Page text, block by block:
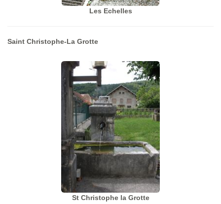
Les Echelles
Saint Christophe-La Grotte
St Christophe la Grotte